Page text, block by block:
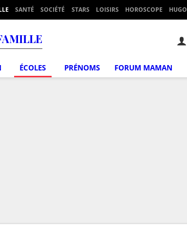
SANTÉ SOCIÉTÉ STARS LOISIRS HOROSCOPE HUGO
ÉCOLES PRÉNOMS FORUM MAMAN